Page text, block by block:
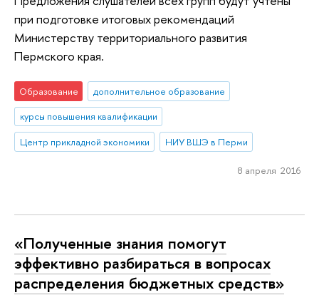
при подготовке итоговых рекомендаций
Министерству территориального развития
Пермского края.
Образование
дополнительное образование
курсы повышения квалификации
Центр прикладной экономики
НИУ ВШЭ в Перми
8 апреля 2016
«Полученные знания помогут
эффективно разбираться в вопросах
распределения бюджетных средств»